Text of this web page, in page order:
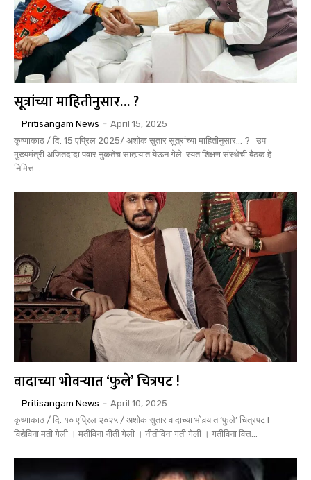
सूत्रांच्या माहितीनुसार… ?
Pritisangam News - April 15, 2025
कृष्णाकाठ / दि. 15 एप्रिल 2025/ अशोक सुतार सूत्रांच्या माहितीनुसार... ? उप
मुख्यमंत्री अजितदादा पवार नुकतेच सातार्‍यात येऊन गेले. रयत शिक्षण संस्थेची बैठक हे
निमित्त...
वादाच्या भोवर्‍यात ‘फुले’ चित्रपट !
Pritisangam News - April 10, 2025
कृष्णाकाठ / दि. १० एप्रिल २०२५ / अशोक सुतार वादाच्या भोवर्‍यात ‘फुले’ चित्रपट !
विद्येविना मती गेली । मतीविना नीती गेली । नीतीविना गती गेली । गतीविना वित्त...